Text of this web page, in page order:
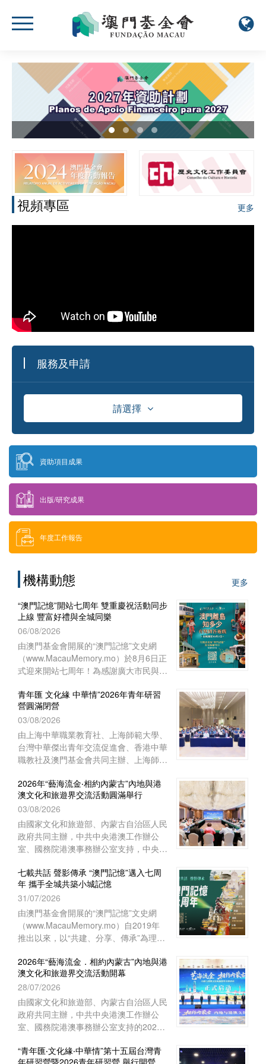
視頻專區 更多
服務及申請
請選擇
資助
獎學金
供應商資料庫及採購資訊發佈平台
借用場地
下載區
索取門票
招聘消息
資助項目成果
出版/研究成果
年度工作報告
機構動態
更多
“澳門記憶”開站七周年 雙重慶祝活動同步
上線 豐富好禮與全城同樂
06/08/2026
由澳門基金會開展的“澳門記憶”文史網
（www.MacauMemory.mo）於8月6日正
式迎來開站七周年！為感謝廣大市民與讀
日這天起，隆重推出兩項互動慶祝活動
──Facebook 官方專頁“七周年
Giveaway”互動遊戲以及“澳門離島知多
少”線上問答遊戲，以豐富好禮與全城同
樂！
青年匯 文化緣 中華情”2026年青年研習
營圓滿閉營
03/08/2026
由上海中華職業教育社、上海師範大學、
台灣中華傑出青年交流促進會、香港中華
職教社及澳門基金會共同主辦、上海師範
教師教育中心協辦的“青年匯 文化緣 中華
情”2026年青年研習營已於8月1日下午在
上海崇明如山酒店舉行閉營儀式。上海中
華職業教育社常務副主任、市政府參事胡
衛出席儀式並致辭。上海市崇明區海外聯
誼會副會長林豔華、台灣中華傑出青年交
業教育社主任施志琴、上海中華職業技術
學院執行理事蔡奚芳等近100人出席活
動。
2026年“藝海流金‧相約內蒙古”內地與港
澳文化和旅遊界交流活動圓滿舉行
03/08/2026
由國家文化和旅遊部、內蒙古自治區人民
政府共同主辦，中共中央港澳工作辦公
室、國務院港澳事務辦公室支持，中央人
文體部、經濟部和澳門基金會等單位協辦
的2026年“藝海流金‧相約內蒙古”內地與
港澳文化和旅遊界交流活動，已於7月27
日至8月1日圓滿舉行。澳門組織了45位
文旅界代表赴內蒙古自治區參與活動，與
來自內地及香港的文旅界代表、專家學者
新篇。
七載共話 聲影傳承 “澳門記憶”邁入七周
年 攜手全城共築小城記憶
31/07/2026
由澳門基金會開展的“澳門記憶”文史網
（www.MacauMemory.mo）自2019年
推出以來，以“共建、分享、傳承”為理
梳理並活化澳門珍貴的歷史文化資源，建
構起承載小城歷史的大型文化資料庫。
“澳門記憶”即將踏入開站七周年，特以
“七載共話 聲影傳承”為主題，陸續推出一
系列涵蓋線上和線下的多元活動，誠邀市
民大眾共同參與，用不同視角與媒介，共
2026年“藝海流金．相約內蒙古”內地與港
澳文化和旅遊界交流活動開幕
28/07/2026
由國家文化和旅遊部、內蒙古自治區人民
政府共同主辦，中共中央港澳工作辦公
室、國務院港澳事務辦公室支持的2026
化和旅遊界交流活動於7月28日在內蒙古
“青年匯‧文化緣‧中華情”第十五屆台灣青
年研習營暨2026青年研習營 舉行開營儀